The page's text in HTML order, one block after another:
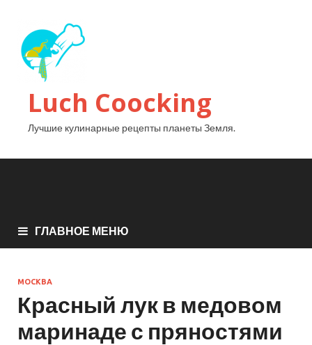
Luch Coocking
Лучшие кулинарные рецепты планеты Земля.
ГЛАВНОЕ МЕНЮ
МОСКВА
Красный лук в медовом
маринаде с пряностями